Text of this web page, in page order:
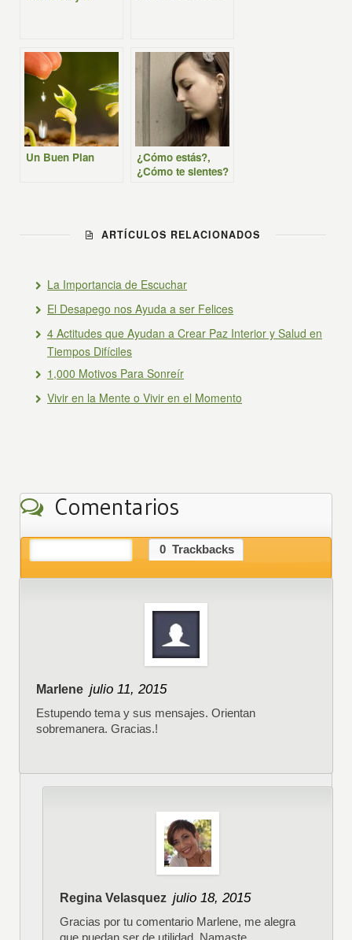
Un Buen Plan
¿Cómo estás?,
¿Cómo te sientes?
ARTÍCULOS RELACIONADOS
La Importancia de Escuchar
El Desapego nos Ayuda a ser Felices
4 Actitudes que Ayudan a Crear Paz Interior y Salud en
Tiempos Difíciles
1,000 Motivos Para Sonreír
Vivir en la Mente o Vivir en el Momento
Comentarios
0 Trackbacks
Marlene julio 11, 2015
Estupendo tema y sus mensajes. Orientan
sobremanera. Gracias.!
Regina Velasquez julio 18, 2015
Gracias por tu comentario Marlene, me alegra
que puedan ser de utilidad. Namaste.